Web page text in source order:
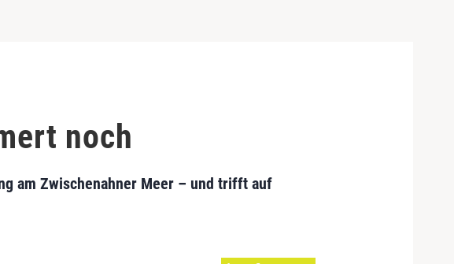
noch
am Zwischenahner Meer – und trifft auf